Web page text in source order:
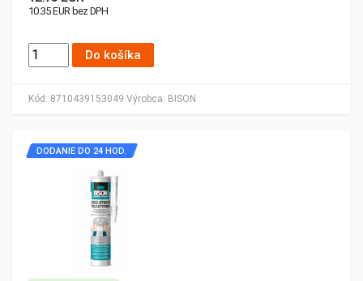
Kód: 8710439153049 Výrobca: BISON
10.35 EUR bez DPH
Do košíka
DODANIE DO 24 HOD.